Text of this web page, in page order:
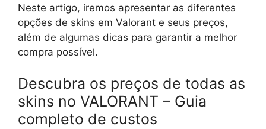
Neste artigo, iremos apresentar as diferentes
opções de skins em Valorant e seus preços,
além de algumas dicas para garantir a melhor
compra possível.
Descubra os preços de todas as
skins no VALORANT – Guia
completo de custos